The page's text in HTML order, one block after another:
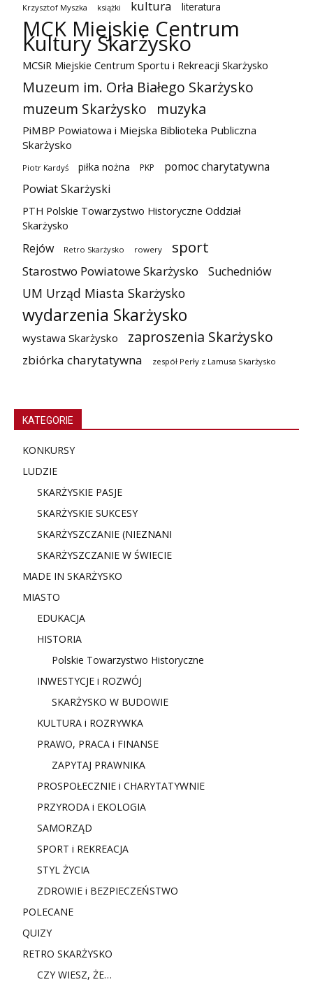
Krzysztof Myszka książki kultura literatura
MCK Miejskie Centrum
Kultury Skarżysko
MCSiR Miejskie Centrum Sportu i Rekreacji Skarżysko
Muzeum im. Orła Białego Skarżysko
muzeum Skarżysko
muzyka
PiMBP Powiatowa i Miejska Biblioteka Publiczna
Skarżysko
Piotr Kardyś piłka nożna PKP
pomoc charytatywna
Powiat Skarżyski
PTH Polskie Towarzystwo Historyczne Oddział
Skarżysko
Rejów Retro Skarżysko rowery sport
Starostwo Powiatowe Skarżysko Suchedniów
UM Urząd Miasta Skarżysko
wydarzenia Skarżysko
wystawa Skarżysko zaproszenia Skarżysko
zbiórka charytatywna zespół Perły z Lamusa Skarżysko
KATEGORIE
KONKURSY
LUDZIE
SKARŻYSKIE PASJE
SKARŻYSKIE SUKCESY
SKARŻYSZCZANIE (NIEZNANI
SKARŻYSZCZANIE W ŚWIECIE
MADE IN SKARŻYSKO
MIASTO
EDUKACJA
HISTORIA
Polskie Towarzystwo Historyczne
INWESTYCJE i ROZWÓJ
SKARŻYSKO W BUDOWIE
KULTURA i ROZRYWKA
PRAWO, PRACA i FINANSE
ZAPYTAJ PRAWNIKA
PROSPOŁECZNIE i CHARYTATYWNIE
PRZYRODA i EKOLOGIA
SAMORZĄD
SPORT i REKREACJA
STYL ŻYCIA
ZDROWIE i BEZPIECZEŃSTWO
POLECANE
QUIZY
RETRO SKARŻYSKO
CZY WIESZ, ŻE…